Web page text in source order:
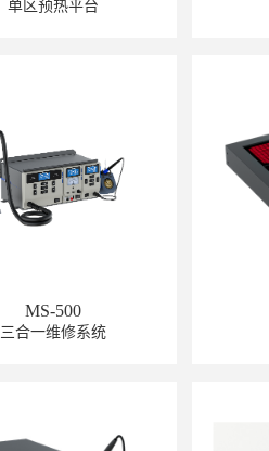
单区预热平台
MS-500
三合一维修系统